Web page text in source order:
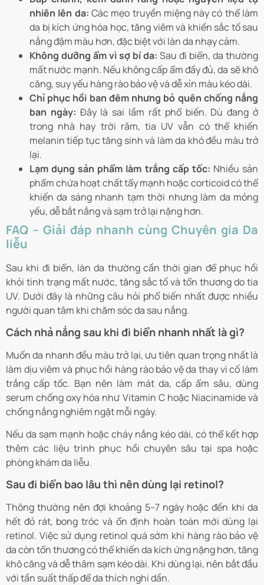
nhiên lên da: Các mẹo truyền miệng này có thể làm
da bị kích ứng hóa học, tăng viêm và khiến sắc tố sau
nắng đậm màu hơn, đặc biệt với làn da nhạy cảm.
Không dưỡng ẩm vì sợ bí da: Sau đi biển, da thường
mất nước mạnh. Nếu không cấp ẩm đầy đủ, da sẽ khô
căng, suy yếu hàng rào bảo vệ và dễ xỉn màu kéo dài.
Chỉ phục hồi ban đêm nhưng bỏ quên chống nắng
ban ngày: Đây là sai lầm rất phổ biến. Dù đang ở
trong nhà hay trời râm, tia UV vẫn có thể khiến
melanin tiếp tục tăng sinh và làm da khó đều màu trở
lại.
Lạm dụng sản phẩm làm trắng cấp tốc: Nhiều sản
phẩm chứa hoạt chất tẩy mạnh hoặc corticoid có thể
khiến da sáng nhanh tạm thời nhưng làm da mỏng
yếu, dễ bắt nắng và sạm trở lại nặng hơn.
FAQ – Giải đáp nhanh cùng Chuyên gia Da
liễu
Sau khi đi biển, làn da thường cần thời gian để phục hồi
khỏi tình trạng mất nước, tăng sắc tố và tổn thương do tia
UV. Dưới đây là những câu hỏi phổ biến nhất được nhiều
người quan tâm khi chăm sóc da sau nắng.
Cách nhả nắng sau khi đi biển nhanh nhất là gì?
Muốn da nhanh đều màu trở lại, ưu tiên quan trọng nhất là
làm dịu viêm và phục hồi hàng rào bảo vệ da thay vì cố làm
trắng cấp tốc. Bạn nên làm mát da, cấp ẩm sâu, dùng
serum chống oxy hóa như Vitamin C hoặc Niacinamide và
chống nắng nghiêm ngặt mỗi ngày.
Nếu da sạm mạnh hoặc cháy nắng kéo dài, có thể kết hợp
thêm các liệu trình phục hồi chuyên sâu tại spa hoặc
phòng khám da liễu.
Sau đi biển bao lâu thì nên dùng lại retinol?
Thông thường nên đợi khoảng 5–7 ngày hoặc đến khi da
hết đỏ rát, bong tróc và ổn định hoàn toàn mới dùng lại
retinol. Việc sử dụng retinol quá sớm khi hàng rào bảo vệ
da còn tổn thương có thể khiến da kích ứng nặng hơn, tăng
khô căng và dễ thâm sạm kéo dài. Khi dùng lại, nên bắt đầu
với tần suất thấp để da thích nghi dần.